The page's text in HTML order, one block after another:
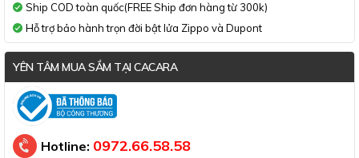
Ship COD toàn quốc(FREE Ship đơn hàng từ 300k)
Hỗ trợ bảo hành trọn đời bật lửa Zippo và Dupont
YÊN TÂM MUA SẮM TẠI CACARA
Đã thông báo Bộ Công Thương
Hotline: 0972.66.58.58